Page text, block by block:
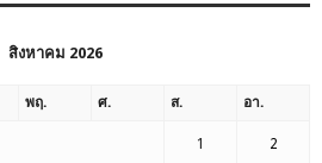
สิงหาคม 2026
พฤ. ศ. ส. อา.
1 2